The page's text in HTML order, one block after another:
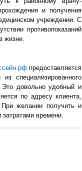
и получения
учреждении. С
противопоказаний
жизни.
предоставляется
специализированного
Это довольно удобный и
по адресу клиента,
желании получить и
времени.